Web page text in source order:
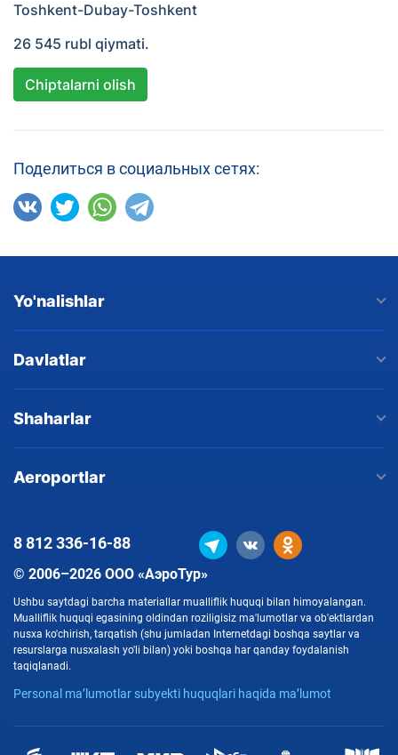
Toshkent-Dubay-Toshkent
26 545 rubl qiymati.
Chiptalarni olish
Поделиться в социальных сетях:
Yo'nalishlar
Davlatlar
Shaharlar
Aeroportlar
© 2006–2026 ООО «АэроТур»
Ushbu saytdagi barcha materiallar mualliflik huquqi bilan himoyalangan.
Mualliflik huquqi egasining oldindan roziligisiz ma'lumotlar va ob'ektlardan
nusxa ko'chirish, tarqatish (shu jumladan Internetdagi boshqa saytlar va
resurslarga nusxalash yo'li bilan) yoki boshqa har qanday foydalanish
taqiqlanadi.
Personal ma’lumotlar subyekti huquqlari haqida ma’lumot
8 812336-16-88